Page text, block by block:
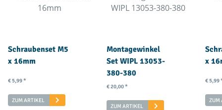
Schraubenset M5
x 16mm
€ 5,99*
ZUM ARTIKEL
Montagewinkel
Set WIPL 13053-
380-380
€ 20,00*
ZUM ARTIKEL
x
€ 5,99
ZUM